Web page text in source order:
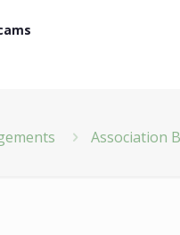
Association